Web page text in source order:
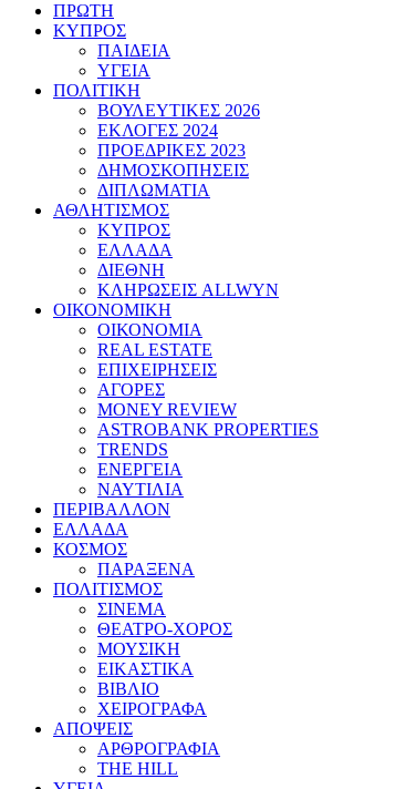
ΠΡΩΤΗ
ΚΥΠΡΟΣ
ΠΑΙΔΕΙΑ
ΥΓΕΙΑ
ΠΟΛΙΤΙΚΗ
ΒΟΥΛΕΥΤΙΚΕΣ 2026
ΕΚΛΟΓΕΣ 2024
ΠΡΟΕΔΡΙΚΕΣ 2023
ΔΗΜΟΣΚΟΠΗΣΕΙΣ
ΔΙΠΛΩΜΑΤΙΑ
ΑΘΛΗΤΙΣΜΟΣ
ΚΥΠΡΟΣ
ΕΛΛΑΔΑ
ΔΙΕΘΝΗ
ΚΛΗΡΩΣΕΙΣ ALLWYN
ΟΙΚΟΝΟΜΙΚΗ
ΟΙΚΟΝΟΜΙΑ
REAL ESTATE
ΕΠΙΧΕΙΡΗΣΕΙΣ
ΑΓΟΡΕΣ
MONEY REVIEW
ASTROBANK PROPERTIES
TRENDS
ΕΝΕΡΓΕΙΑ
ΝΑΥΤΙΛΙΑ
ΠΕΡΙΒΑΛΛΟΝ
ΕΛΛΑΔΑ
ΚΟΣΜΟΣ
ΠΑΡΑΞΕΝΑ
ΠΟΛΙΤΙΣΜΟΣ
ΣΙΝΕΜΑ
ΘΕΑΤΡΟ-ΧΟΡΟΣ
ΜΟΥΣΙΚΗ
ΕΙΚΑΣΤΙΚΑ
ΒΙΒΛΙΟ
ΧΕΙΡΟΓΡΑΦΑ
ΑΠΟΨΕΙΣ
ΑΡΘΡΟΓΡΑΦΙΑ
THE HILL